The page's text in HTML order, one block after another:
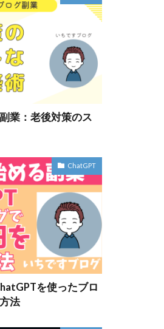
業：老後対策のス
ChatGPT
を使ったブロ
法